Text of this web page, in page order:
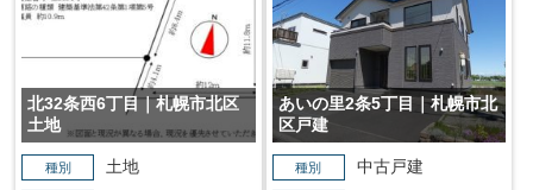
北32条西6丁目｜札幌市北区
土地
種別 土地
あいの里2条5丁目｜札幌市北
区戸建
種別 中古戸建